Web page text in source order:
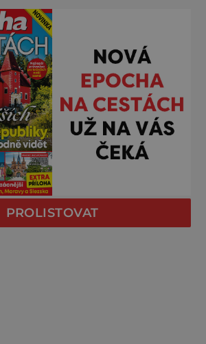
PROLISTOVAT